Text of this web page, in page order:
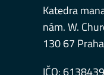
Katedra
nám. W.
130 67